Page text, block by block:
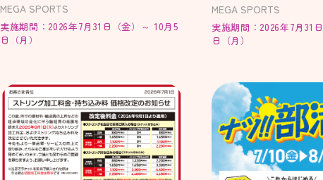
開催！
MEGA SPORTS
実施期間：2026年7月31日（金）～ 10月5
日（月）
ダーキャンペーン」開
MEGA SPORTS
実施期間：2026年7月31
日（月）